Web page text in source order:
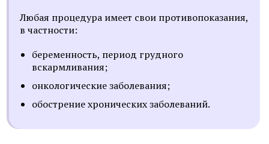
Любая процедура имеет свои противопоказания,
в частности:
беременность, период грудного
вскармливания;
онкологические заболевания;
обострение хронических заболеваний.